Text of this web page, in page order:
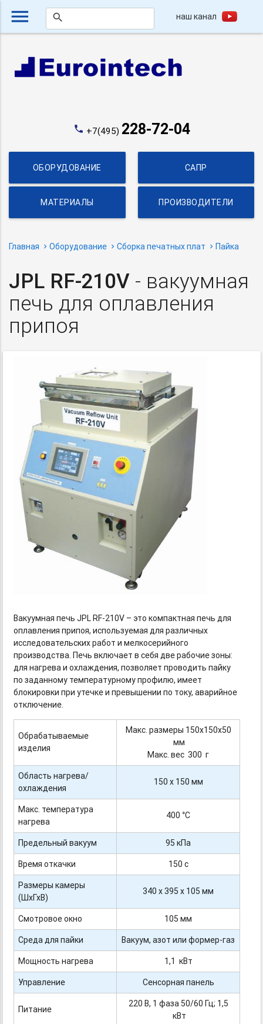
menu search наш канал
phone +7(495) 228-72-04
ОБОРУДОВАНИЕ САПР
МАТЕРИАЛЫ ПРОИЗВОДИТЕЛИ
Главная Оборудование Сборка печатных плат Пайка
JPL RF-210V - вакуумная
печь для оплавления
припоя
Вакуумная печьJPL RF-210V – это компактная печь для
оплавления припоя, используемая для различных
исследовательских работ и мелкосерийного
производства. Печь включает в себя две рабочие зоны:
для нагрева и охлаждения, позволяет проводить пайку
по заданному температурному профилю, имеет
блокировки при утечке и превышении по току, аварийное
отключение.
Обрабатываемые
изделия
Макс. размеры 150х150х50
мм
Макс. вес 300 г
Область нагрева/
охлаждения
150 х 150 мм
Макс. температура
нагрева
400 °С
Предельный вакуум
95 кПа
Время откачки
150 с
Размеры камеры
(ШхГхВ)
340 х 395 х 105 мм
Смотровое окно
105 мм
Среда для пайки
Вакуум, азот или формер-газ
Мощность нагрева
1,1 кВт
Управление
Сенсорная панель
Питание
220 В, 1 фаза 50/60 Гц; 1,5
кВт